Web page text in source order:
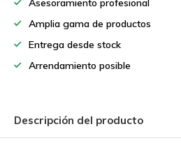
Asesoramiento profesional
Amplia gama de productos
Entrega desde stock
Arrendamiento posible
Descripción del producto